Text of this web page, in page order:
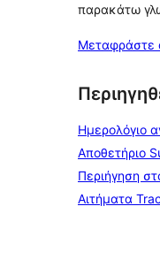
παρακάτω
Μεταφράστε
Ημερολόγιο
Αποθετήριο
Περιήγηση
Αιτήματα Trac